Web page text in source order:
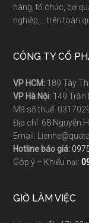
hàng, tổ chức, cơ
nghiệp,… trên toàn
CÔNG TY CỔ
VP HCM: 189 Tây
VP Hà Nội: 149 Trần
Mã số thuế:
Địa chỉ: 68 Nguyễn
Email:
Hotline báo giá:
Góp ý – Khiếu nại:
GIỜ LÀM VIỆC